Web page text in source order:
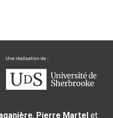
, Pierre Martel et